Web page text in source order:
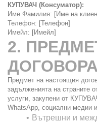
КУПУВАЧ (Консуматор):
Име Фамилия: [Име на
Телефон: [Телефон]
Имейл: [Имейл]
2.
ДОГОВОРА
Предмет на настоящия
задълженията на страните
услуги, закупени от
WhatsApp, социални медии
Вътрешни и